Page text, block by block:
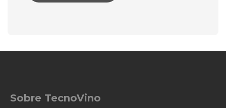
Sobre TecnoVino